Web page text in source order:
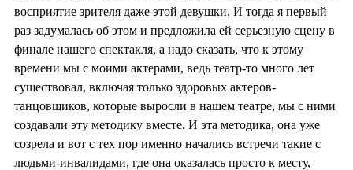
восприятие зрителя даже этой девушки. И тогда я первый
раз задумалась об этом и предложила ей серьезную сцену в
финале нашего спектакля, а надо сказать, что к этому
времени мы с моими актерами, ведь театр-то много лет
существовал, включая только здоровых актеров-
танцовщиков, которые выросли в нашем театре, мы с ними
создавали эту методику вместе. И эта методика, она уже
созрела и вот с тех пор именно начались встречи такие с
людьми-инвалидами, где она оказалась просто к месту,